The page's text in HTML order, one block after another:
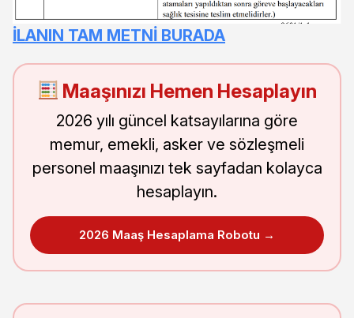
İLANIN TAM METNİ BURADA
Maaşınızı Hemen Hesaplayın
2026 yılı güncel katsayılarına göre
memur, emekli, asker ve sözleşmeli
personel maaşınızı tek sayfadan kolayca
hesaplayın.
2026 Maaş Hesaplama Robotu →